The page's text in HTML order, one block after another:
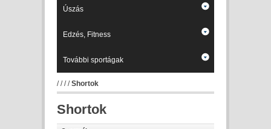
Úszás
Edzés, Fitness
További sportágak
////Shortok
Shortok